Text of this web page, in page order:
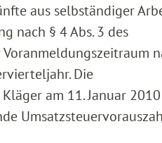
aus selbständiger
nach § 4 Abs. 3 des
Die
am 11. Januar